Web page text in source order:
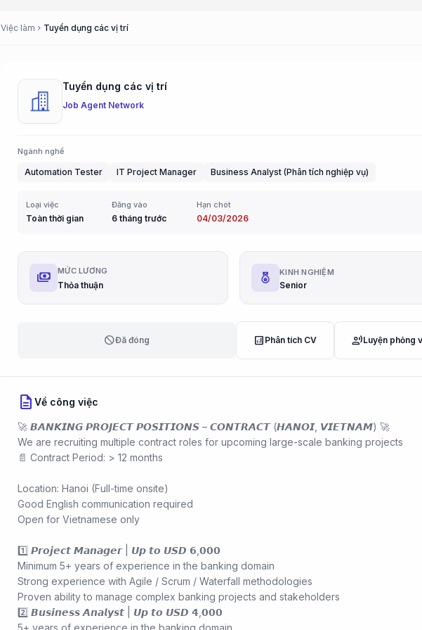
Việc làm chevron_right Tuyển dụng các vị trí
Tuyển dụng các vị trí
Job Agent Network
Ngành nghề
Automation Tester IT Project Manager Business Analyst (Phân tích nghiệp vụ)
Loại việc
Toàn thời gian
Đăng vào
6 tháng trước
Hạn chót
04/03/2026
payments MỨC LƯƠNG
Thỏa thuận
KINH NGHIỆM
Senior
blockĐã đóng analytics Phân tích CV record_voice_overLuyện phỏng
description Về công việc
🚀 𝘽𝘼𝙉𝙆𝙄𝙉𝙂 𝙋𝙍𝙊𝙅𝙀𝘾𝙏 𝙋𝙊𝙎𝙄𝙏𝙄𝙊𝙉𝙎 – 𝘾𝙊𝙉𝙏𝙍𝘼𝘾𝙏 (𝙃𝘼𝙉𝙊𝙄, 𝙑𝙄𝙀𝙏𝙉𝘼𝙈) 🚀
We are recruiting multiple contract roles for upcoming large-scale banking projects
📄 Contract Period: > 12 months
Location: Hanoi (Full-time onsite)
Good English communication required
Open for Vietnamese only
1️⃣ 𝙋𝙧𝙤𝙟𝙚𝙘𝙩 𝙈𝙖𝙣𝙖𝙜𝙚𝙧 | 𝙐𝙥 𝙩𝙤 𝙐𝙎𝘿 𝟲,𝟬𝟬𝟬
Minimum 5+ years of experience in the banking domain
Strong experience with Agile / Scrum / Waterfall methodologies
Proven ability to manage complex banking projects and stakeholders
2️⃣ 𝘽𝙪𝙨𝙞𝙣𝙚𝙨𝙨 𝘼𝙣𝙖𝙡𝙮𝙨𝙩 | 𝙐𝙥 𝙩𝙤 𝙐𝙎𝘿 𝟰,𝟬𝟬𝟬
5+ years of experience in the banking domain